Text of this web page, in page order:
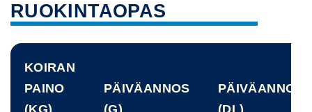
RUOKINTAOPAS
KOIRAN
PAINO
PÄIVÄANNOS
PÄIVÄANNOS